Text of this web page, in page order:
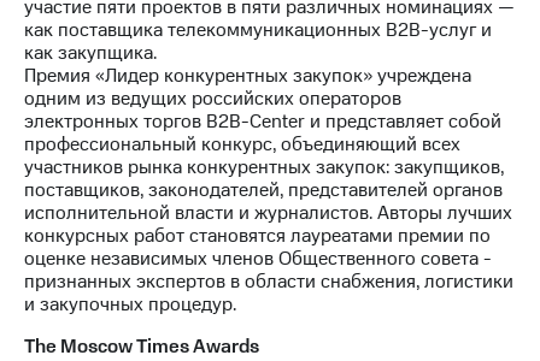
участие пяти проектов в пяти различных номинациях —
как поставщика телекоммуникационных B2B-услуг и
как закупщика.
Премия «Лидер конкурентных закупок» учреждена
одним из ведущих российских операторов
электронных торгов B2B-Center и представляет собой
профессиональный конкурс, объединяющий всех
участников рынка конкурентных закупок: закупщиков,
поставщиков, законодателей, представителей органов
исполнительной власти и журналистов. Авторы лучших
конкурсных работ становятся лауреатами премии по
оценке независимых членов Общественного совета -
признанных экспертов в области снабжения, логистики
и закупочных процедур.
The Moscow Times Awards